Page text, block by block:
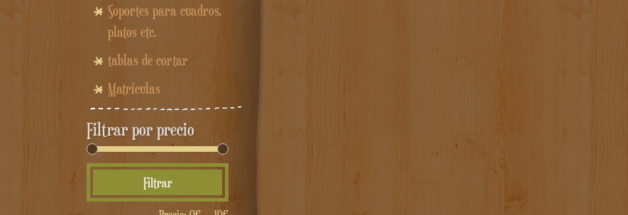
Soportes para cuadros,
platos etc.
tablas de cortar
Matrículas
Filtrar por precio
mínimo
máximo
Filtrar